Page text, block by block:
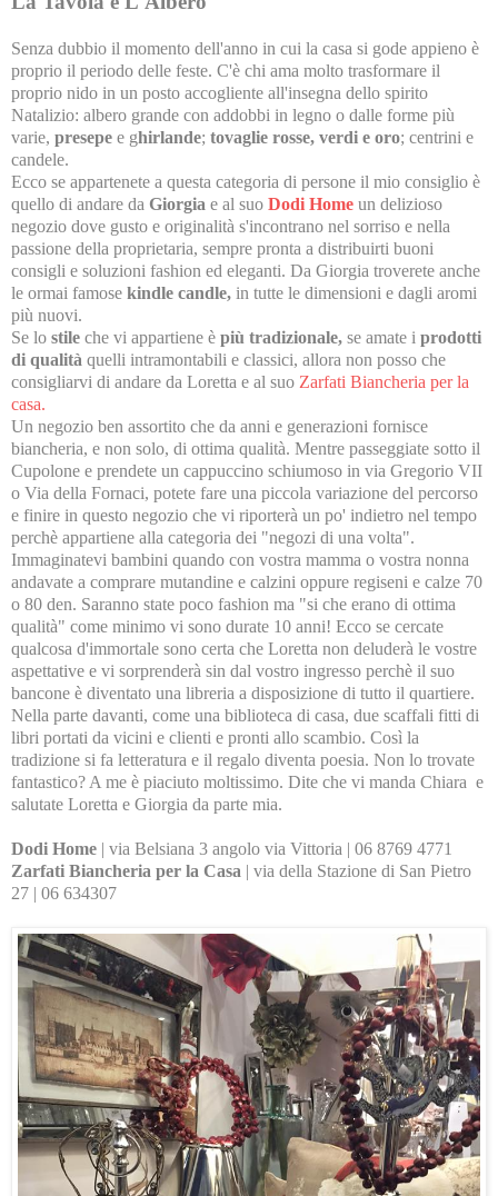
Senza dubbio il momento dell'anno in cui la casa si gode appieno è
proprio il periodo delle feste. C'è chi ama molto trasformare il
proprio nido in un posto accogliente all'insegna dello spirito
Natalizio: albero grande con addobbi in legno o dalle forme più
varie, presepe e ghirlande; tovaglie rosse, verdi e oro; centrini e
candele.
Ecco se appartenete a questa categoria di persone il mio consiglio è
quello di andare da Giorgia e al suo Dodi Home un delizioso
negozio dove gusto e originalità s'incontrano nel sorriso e nella
passione della proprietaria, sempre pronta a distribuirti buoni
consigli e soluzioni fashion ed eleganti. Da Giorgia troverete anche
le ormai famose kindle candle, in tutte le dimensioni e dagli aromi
più nuovi.
Se lo stile che vi appartiene è più tradizionale, se amate i prodotti
di qualità quelli intramontabili e classici, allora non posso che
consigliarvi di andare da Loretta e al suo Zarfati Biancheria per la
casa.
Un negozio ben assortito che da anni e generazioni fornisce
biancheria, e non solo, di ottima qualità. Mentre passeggiate sotto il
Cupolone e prendete un cappuccino schiumoso in via Gregorio VII
o Via della Fornaci, potete fare una piccola variazione del percorso
e finire in questo negozio che vi riporterà un po' indietro nel tempo
perchè appartiene alla categoria dei "negozi di una volta".
Immaginatevi bambini quando con vostra mamma o vostra nonna
andavate a comprare mutandine e calzini oppure regiseni e calze 70
o 80 den. Saranno state poco fashion ma "si che erano di ottima
qualità" come minimo vi sono durate 10 anni! Ecco se cercate
qualcosa d'immortale sono certa che Loretta non deluderà le vostre
aspettative e vi sorprenderà sin dal vostro ingresso perchè il suo
bancone è diventato una libreria a disposizione di tutto il quartiere.
Nella parte davanti, come una biblioteca di casa, due scaffali fitti di
libri portati da vicini e clienti e pronti allo scambio. Così la
tradizione si fa letteratura e il regalo diventa poesia. Non lo trovate
fantastico? A me è piaciuto moltissimo. Dite che vi manda Chiara e
salutate Loretta e Giorgia da parte mia.
Dodi Home | via Belsiana 3 angolo via Vittoria | 06 8769 4771
Zarfati Biancheria per la Casa | via della Stazione di San Pietro
27 | 06 634307